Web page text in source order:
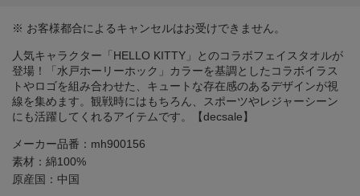
※ お客様都合によるキャンセルはお受けできません。
人気キャラクター「HELLO KITTY」とのコラボフェイスタオルが
登場！「水戸ホーリーホック」カラーを基調としたコラボイラス
トやロゴを組み合わせた、キュートな存在感のあるデザインが視
線を集めます。観戦時にはもちろん、スポーツやレジャーシーン
にも活躍してくれるアイテムです。【decsale】
メーカー品番：mh900156
素材：綿100%
原産国：中国